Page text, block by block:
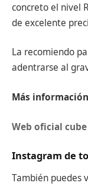
concreto el nivel
de excelente
La recomiendo
adentrarse al
Más información
Web oficial cube
Instagram de
También puedes